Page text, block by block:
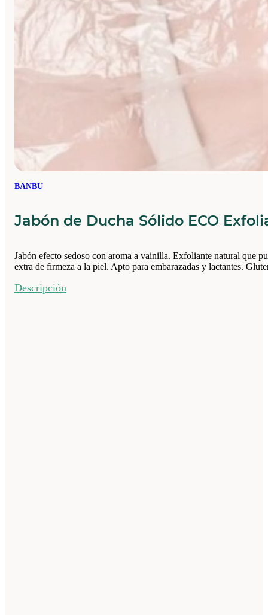
BANBU
Jabón de Ducha Sólido ECO
Jabón efecto sedoso con aroma a vainilla. Exfoliante natural que
extra de firmeza a la piel. Apto para embarazadas y lactantes.
Descripción